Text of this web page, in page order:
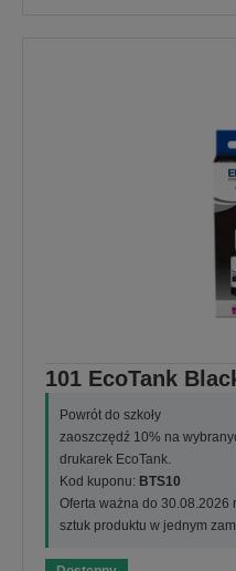
101 EcoTank
Powrót do szkoły
zaoszczędź 10% na
drukarek EcoTank.
Kod kuponu: BTS10
Oferta ważna do 30.08.2026
sztuk produktu w jednym